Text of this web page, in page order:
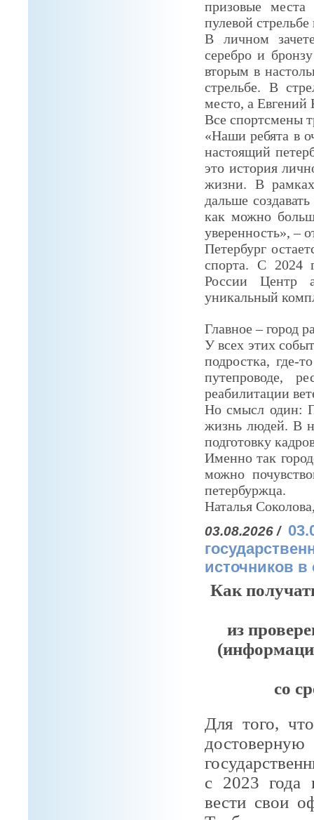
призовые
пулевой
В личном
серебро и
вторым в
стрельбе. В
место, а Евгений
Все спортсмены
«Наши ребята в
настоящий
это история
жизни. В
дальше
как можно
уверенность», –
Петербург
спорта. С 2024
России Центр
уникальный
Главное – город
У всех этих
подростка, где-
путепроводе,
реабилитации
Но смысл один:
жизнь людей. В
подготовку
Именно так
можно
петербуржца.
Наталья
03.08.2026 /
источников
Как
из
со
Для того,
с 2023 года
вести свои